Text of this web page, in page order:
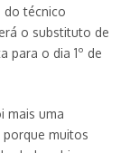
do técnico
o substituto de
para o dia 1º de
mais uma
porque muitos